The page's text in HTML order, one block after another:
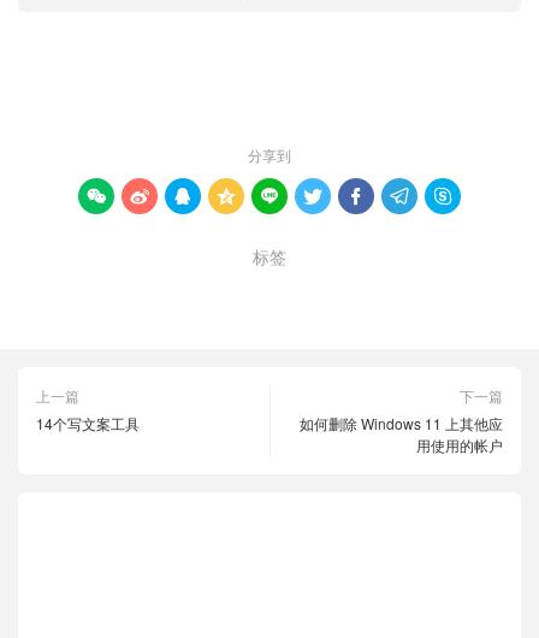
分享到
        
标签
上一篇
14个写文案工具
下一篇
如何删除 Windows 11 上其他应
用使用的帐户